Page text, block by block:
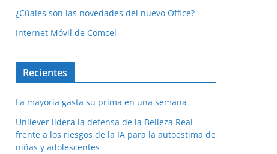
¿Cúales son las novedades del nuevo Office?
Internet Móvil de Comcel
Recientes
La mayoría gasta su prima en una semana
Unilever lidera la defensa de la Belleza Real
frente a los riesgos de la IA para la autoestima de
niñas y adolescentes